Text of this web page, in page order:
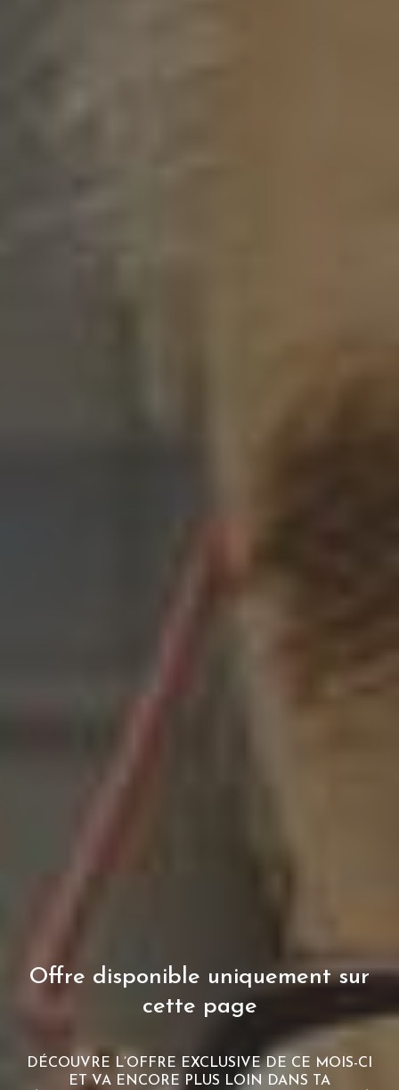
Offre disponible uniquement sur
cette page
DÉCOUVRE L’OFFRE EXCLUSIVE DE CE MOIS-CI
ET VA ENCORE PLUS LOIN DANS TA